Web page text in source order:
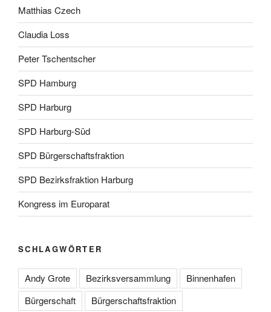
Matthias Czech
Claudia Loss
Peter Tschentscher
SPD Hamburg
SPD Harburg
SPD Harburg-Süd
SPD Bürgerschaftsfraktion
SPD Bezirksfraktion Harburg
Kongress im Europarat
SCHLAGWÖRTER
Andy Grote Bezirksversammlung
Binnenhafen
Bürgerschaft
Bürgerschaftsfraktion